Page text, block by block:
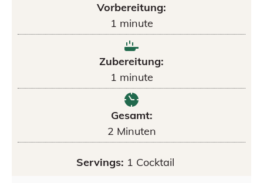
Vorbereitung:
1 minute
Zubereitung:
1 minute
Gesamt:
2 Minuten
Servings: 1 Cocktail